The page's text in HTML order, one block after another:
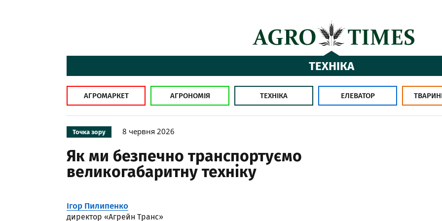
ТЕХНІКА
АГРОМАРКЕТ АГРОНОМІЯ ТЕХНІКА ЕЛЕВАТОР
Точка зору 8 червня 2026
Як ми безпечно транспортуємо
великогабаритну техніку
Ігор Пилипенко
директор «Агрейн Транс»